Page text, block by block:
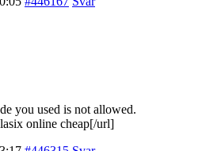
you used is not allowed.
online cheap[/url]